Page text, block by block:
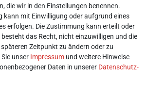
Mein Konto
die wir in den Einstellungen benennen.
kann mit Einwilligung oder aufgrund eines
erfolgen. Die Zustimmung kann erteilt oder
das Recht, nicht einzuwilligen und die
Zeitpunkt zu ändern oder zu
unser Impressum und weitere Hinweise
Daten in unserer Daten­schutz­